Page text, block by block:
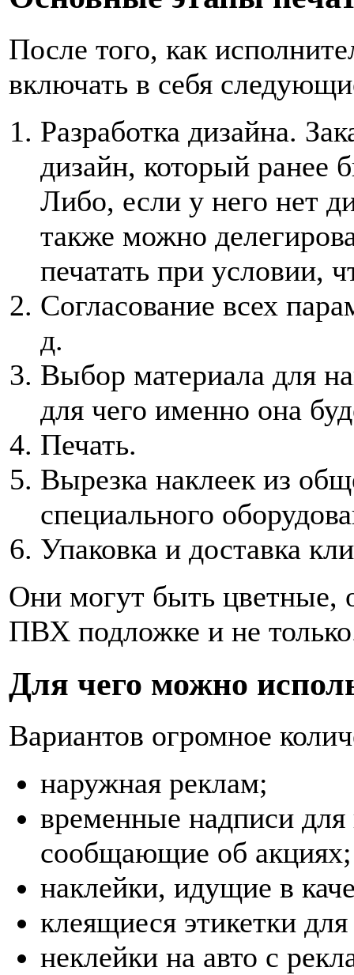
После того, как
включать в себя
Разработка дизайна.
дизайн, который ранее
Либо, если у него нет
также можно
печатать при условии,
Согласование всех
д.
Выбор материала для
для чего именно она
Печать.
Вырезка наклеек из
специального
Упаковка и доставка
Они могут быть цветные,
ПВХ подложке и не
Для чего можно
Вариантов огромное
наружная реклам;
временные надписи
сообщающие об акциях;
наклейки, идущие в
клеящиеся этикетки
неклейки на авто с